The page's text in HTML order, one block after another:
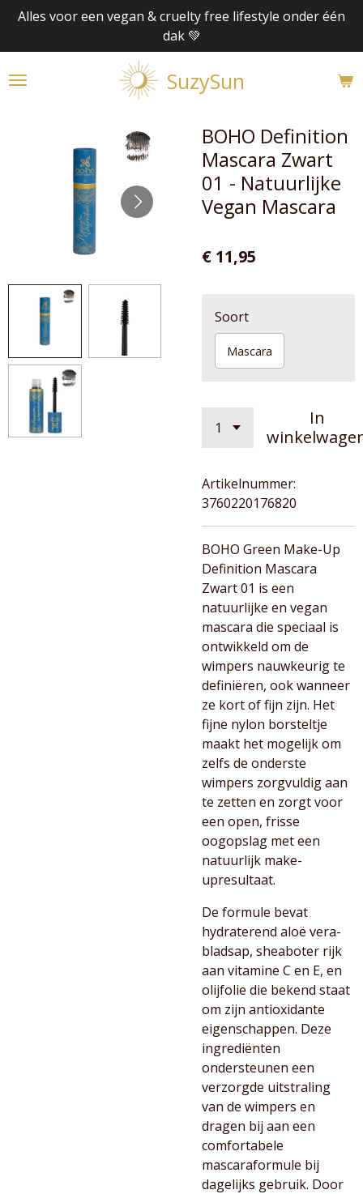
Ga
naar
de
SuzySun
Alles voor een vegan & cruelty free lifestyle onder één
dak 💚
BOHO Definition
Mascara Zwart
01 - Natuurlijke
Vegan Mascara
€ 11,95
Soort
Mascara
In
Artikelnummer:
3760220176820
BOHO Green Make-Up
Definition Mascara
Zwart 01 is een
natuurlijke en vegan
mascara die speciaal is
ontwikkeld om de
wimpers nauwkeurig te
definiëren, ook wanneer
ze kort of fijn zijn. Het
fijne nylon borsteltje
maakt het mogelijk om
zelfs de onderste
wimpers zorgvuldig aan
te zetten en zorgt voor
een open, frisse
oogopslag met een
natuurlijk make-
upresultaat.
De formule bevat
hydraterend aloë vera-
bladsap, sheaboter rijk
aan vitamine C en E, en
olijfolie die bekend staat
om zijn antioxidante
eigenschappen. Deze
ingrediënten
ondersteunen een
verzorgde uitstraling
van de wimpers en
dragen bij aan een
comfortabele
mascaraformule bij
dagelijks gebruik. Door